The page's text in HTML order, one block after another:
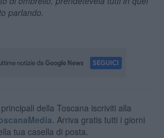
parlando.
della Toscana iscriviti alla
Arriva gratis tutti i giorni
tua casella di posta.